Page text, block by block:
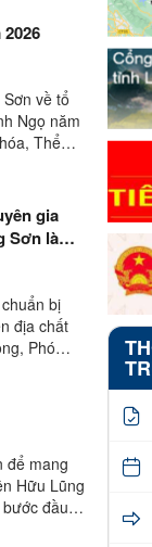
về tổ
Ngọ năm
Thể
gia
là
bị
địa chất
Phó
để mang
Hữu Lũng
đầu